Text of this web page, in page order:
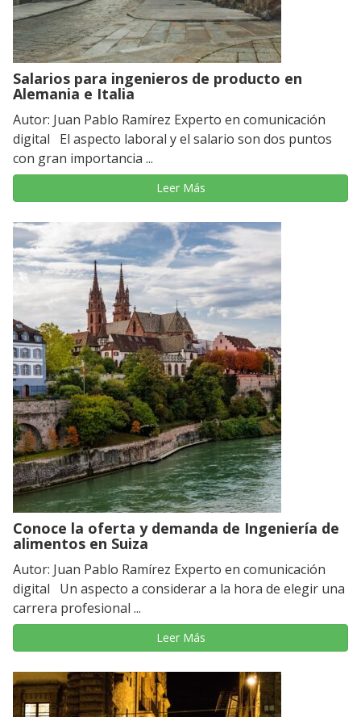
Salarios para ingenieros de producto en
Alemania e Italia
Autor: Juan Pablo Ramírez Experto en comunicación
digital El aspecto laboral y el salario son dos puntos
con gran importancia ...
Leer Más
Conoce la oferta y demanda de Ingeniería de
alimentos en Suiza
Autor: Juan Pablo Ramírez Experto en comunicación
digital Un aspecto a considerar a la hora de elegir una
carrera profesional ...
Leer Más